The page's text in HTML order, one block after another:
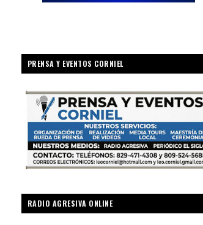
PRENSA Y EVENTOS CORNIEL
RADIO AGRESIVA ONLINE